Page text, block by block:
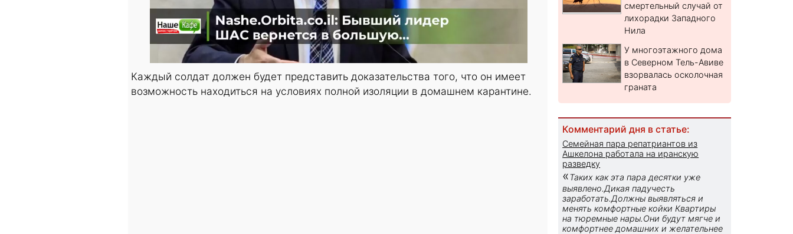
Каждый солдат должен будет представить доказательства того, что он имеет
возможность находиться на условиях полной изоляции в домашнем карантине.
смертельный случай от
лихорадки Западного
Нила
У многоэтажного дома
в Северном Тель-Авиве
взорвалась осколочная
граната
Комментарий дня в статье:
Семейная пара репатриантов из
Ашкелона работала на иранскую
разведку
«Таких как эта пара десятки уже
выявлено.Дикая падучесть
заработать.Должны выявляться и
менять комфортные койки Квартиры
на тюремные нары.Они будут мягче и
комфортнее домашних и желательнее